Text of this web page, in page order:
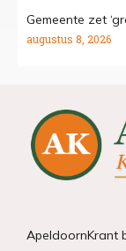
Gemeente zet
augustus 8, 2026
ApeldoornKrant